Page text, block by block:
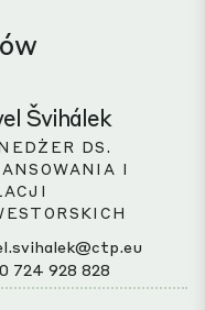
Švihálek
DS.
I
724 928 828